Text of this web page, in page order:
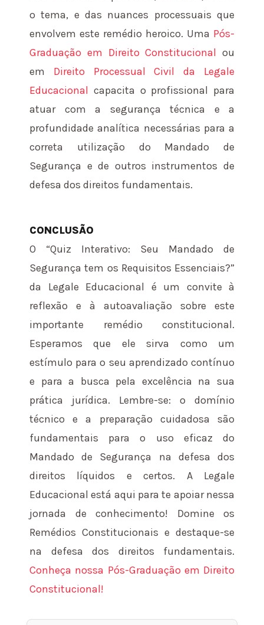
o tema, e das nuances processuais que
envolvem este remédio heroico. Uma Pós-
Graduação em Direito Constitucional ou
em Direito Processual Civil da Legale
Educacional capacita o profissional para
atuar com a segurança técnica e a
profundidade analítica necessárias para a
correta utilização do Mandado de
Segurança e de outros instrumentos de
defesa dos direitos fundamentais.
CONCLUSÃO
O “Quiz Interativo: Seu Mandado de
Segurança tem os Requisitos Essenciais?”
da Legale Educacional é um convite à
reflexão e à autoavaliação sobre este
importante remédio constitucional.
Esperamos que ele sirva como um
estímulo para o seu aprendizado contínuo
e para a busca pela excelência na sua
prática jurídica. Lembre-se: o domínio
técnico e a preparação cuidadosa são
fundamentais para o uso eficaz do
Mandado de Segurança na defesa dos
direitos líquidos e certos. A Legale
Educacional está aqui para te apoiar nessa
jornada de conhecimento! Domine os
Remédios Constitucionais e destaque-se
na defesa dos direitos fundamentais.
Conheça nossa Pós-Graduação em Direito
Constitucional!